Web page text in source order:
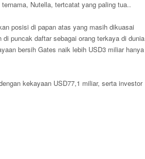
Nutella, tertcatat yang paling tua..
posisi di papan atas yang masih dikuasai
puncak daftar sebagai orang terkaya di dunia
bersih Gates naik lebih USD3 miliar hanya
kekayaan USD77,1 miliar, serta investor